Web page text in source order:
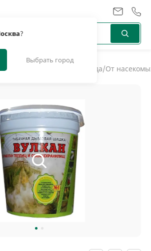
?
Выбрать город
Средства защиты дома и сада/От